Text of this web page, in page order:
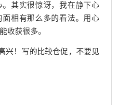
。其实很惊讶，我在静下心
相有那么多的看法。用心
收获很多。
兴！写的比较仓促，不要见